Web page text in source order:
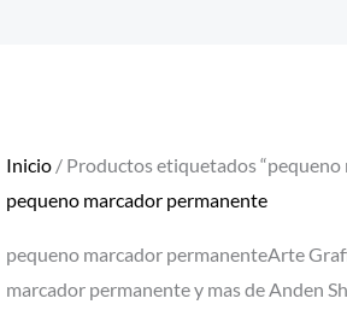
Inicio/ Productos etiquetados “pequeno
pequeno marcador permanente
pequeno marcador permanenteArte
marcador permanente y mas de Anden